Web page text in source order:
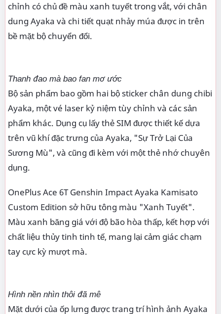
chỉnh có chủ đề màu xanh tuyết trong vắt, với chân
dung Ayaka và chi tiết quạt nhảy múa được in trên
bề mặt bộ chuyển đổi.
Thanh đao mà bao fan mơ ước
Bộ sản phẩm bao gồm hai bộ sticker chân dung chibi
Ayaka, một vé laser kỷ niệm tùy chỉnh và các sản
phẩm khác. Dụng cụ lấy thẻ SIM được thiết kế dựa
trên vũ khí đặc trưng của Ayaka, "Sự Trở Lại Của
Sương Mù", và cũng đi kèm với một thẻ nhớ chuyên
dụng.
OnePlus Ace 6T Genshin Impact Ayaka Kamisato
Custom Edition sở hữu tông màu "Xanh Tuyết".
Màu xanh băng giá với độ bão hòa thấp, kết hợp với
chất liệu thủy tinh tinh tế, mang lại cảm giác chạm
tay cực kỳ mượt mà.
Hình nền nhìn thôi đã mê
Mặt dưới của ốp lưng được trang trí hình ảnh Ayaka